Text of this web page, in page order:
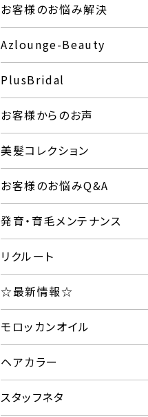
お客様のお悩み解決
Azlounge-Beauty
PlusBridal
お客様からのお声
美髪コレクション
お客様のお悩みQ&A
発育・育毛メンテナンス
リクルート
☆最新情報☆
モロッカンオイル
ヘアカラー
スタッフネタ